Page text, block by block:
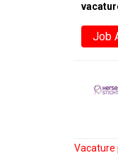
Job
Vacature